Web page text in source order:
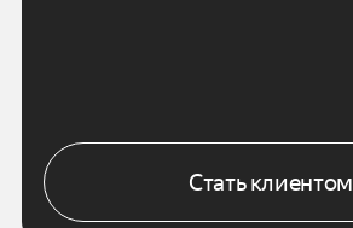
Стать клиентом